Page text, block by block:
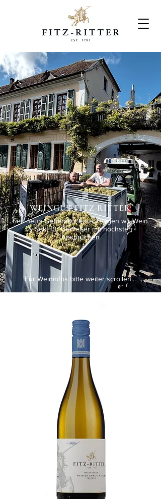
WEINGUT FITZ-RITTER
Seit neun Generationen erzeugen wir Wein
& Sekt für Genießer mit höchsten
Ansprüchen
Für Weininfos bitte weiter scrollen...